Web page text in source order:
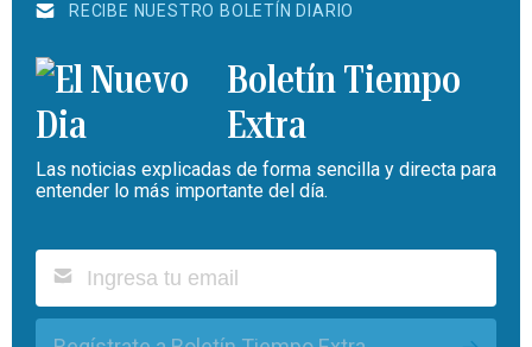
RECIBE NUESTRO BOLETÍN DIARIO
Boletín Tiempo
Extra
Las noticias explicadas de forma sencilla y directa para
entender lo más importante del día.